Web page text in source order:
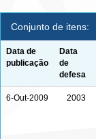
Conjunto de itens:
Data de
publicação
Data
de
defesa
6-Out-2009 2003